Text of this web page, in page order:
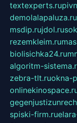
textexperts.ru
demolalapaluza.ru
msdip.rujdol.ru
rezemkleim.ru
biolisichka24.ru
algoritm-
zebra-tlt.ruokna-
spiski-firm.ru